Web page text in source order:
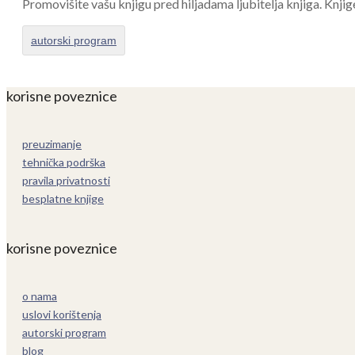
Promovišite vašu knjigu pred hiljadama ljubitelja knjiga.
autorski program
korisne poveznice
preuzimanje
tehnička podrška
pravila privatnosti
besplatne knjige
korisne poveznice
o nama
uslovi korištenja
autorski program
blog